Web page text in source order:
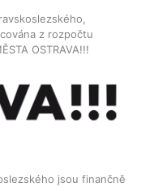
z rozpočtu
OSTRAVA!!!
jsou finančně